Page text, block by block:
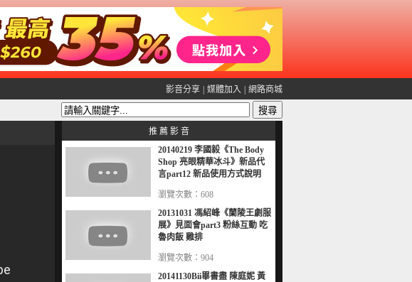
影音分享 媒體加入 網路商城
推 薦 影 音
20140219 李國毅《The Body
Shop 亮眼精華冰斗》新品代
言part12 新品使用方式說明
瀏覽次數：608
20131031 馮紹峰《蘭陵王劇服
展》見面會part3 粉絲互動 吃
魯肉飯 雞排
瀏覽次數：904
20141130Bii畢書盡 陳庭妮 黃